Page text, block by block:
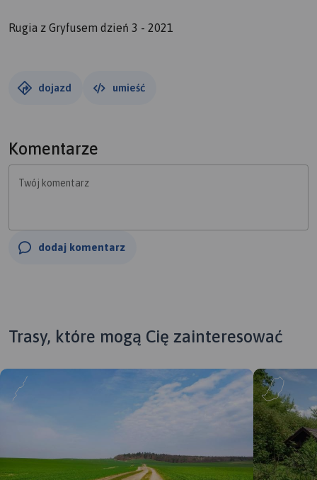
Rugia z Gryfusem dzień 3 - 2021
dojazd umieść
Komentarze
Twój komentarz
dodaj komentarz
Trasy, które mogą Cię zainteresować